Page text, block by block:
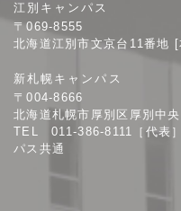
幌
学
大
学
江別キャンパス
〒069-8555
北海道江別市文京台11番地 [
新札幌キャンパス
〒004-8666
北海道札幌市厚別区厚別中
TEL 011-386-8111［代表
パス共通